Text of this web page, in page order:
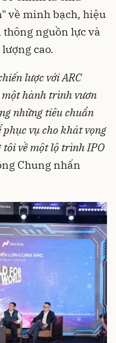
về minh bạch, hiệu
nguồn lực và
cao.
lược với ARC
mộthành trình vươn
những tiêu chuẩn
vụ cho khát vọng
tôi về một lộ trình IPO
Chung nhấn